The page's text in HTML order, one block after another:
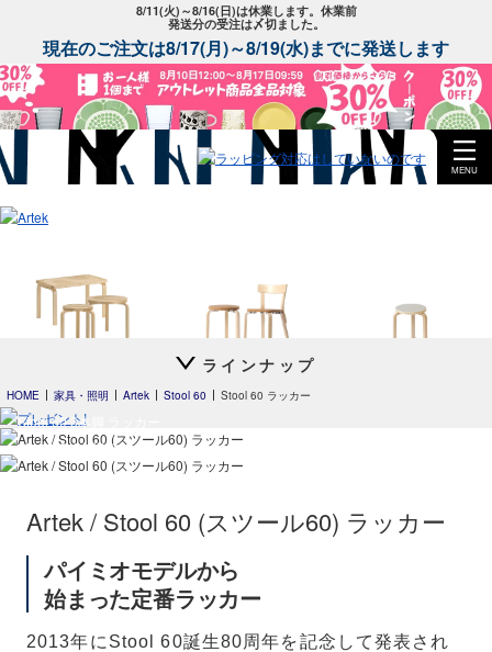
8/11(火)～8/16(日)は休業します。休業前
発送分の受注は〆切ました。
現在のご注文は8/17(月)～8/19(水)までに発送します
MENU
special edition
by scope 2023
別注リノリウム 無着色
コントラスティ
ラインナップ
HOME 家具・照明 Artek Stool 60 Stool 60 ラッカー
Stool 60 3本脚 ラッカー
Stool 60 4本脚 ラッカー
Artek / Stool 60 (スツール60) ラッカー
パイミオモデルから
始まった定番ラッカー
2013年にStool 60誕生80周年を記念して発表され